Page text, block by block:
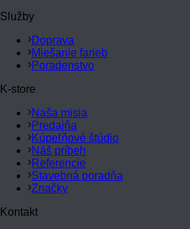
Služby
Doprava
Miešanie farieb
Poradenstvo
K-store
Naša misia
Predajňa
Kúpeľňové štúdio
Náš príbeh
Referencie
Stavebná poradňa
Značky
Kontakt